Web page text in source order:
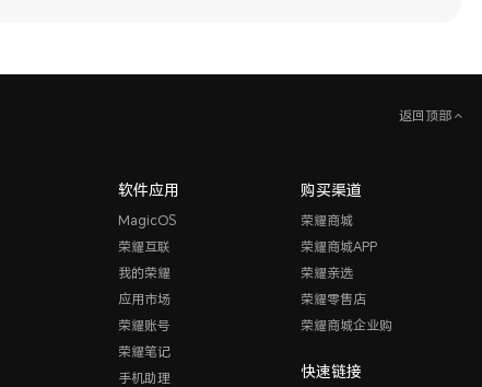
返回顶部
软件应用
MagicOS
荣耀互联
我的荣耀
应用市场
荣耀账号
荣耀笔记
手机助理
购买渠道
荣耀商城
荣耀商城APP
荣耀亲选
荣耀零售店
荣耀商城企业购
快速链接